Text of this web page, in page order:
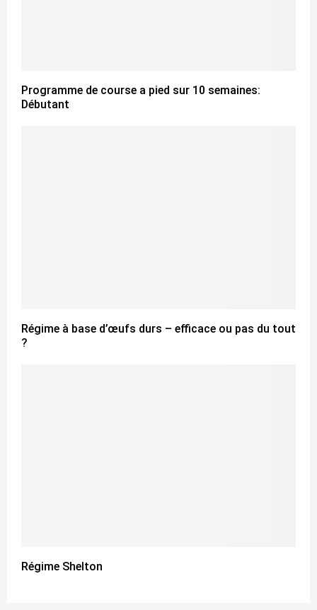
Programme de course a pied sur 10 semaines:
Débutant
Régime à base d’œufs durs – efficace ou pas du tout
?
Régime Shelton